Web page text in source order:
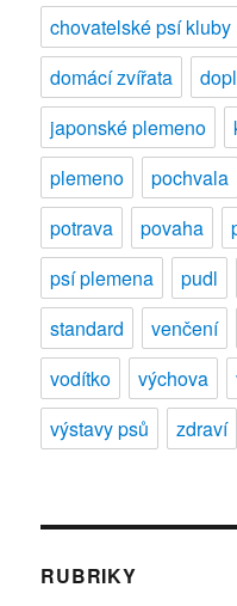
chovatelské psí kluby
domácí zvířata
japonské plemeno
plemeno
pochvala
potrava
povaha
psí plemena
pudl
standard
venčení
vodítko
výchova
výstavy psů
zdraví
RUBRIKY